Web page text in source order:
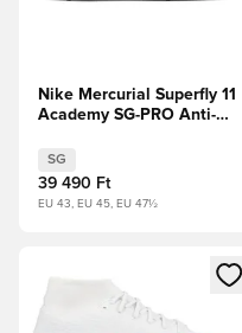
Nike Mercurial Superfly 11
Academy SG-PRO Anti-
SG
39 490 Ft
EU 43, EU 45, EU 47½
Megnyit egy modált a